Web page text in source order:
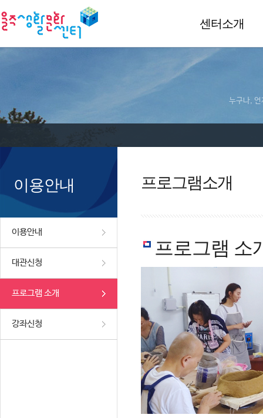
센터소개
누구나, 언
이용안내
이용안내
대관신청
프로그램 소개
강좌신청
프로그램소개
프로그램 소